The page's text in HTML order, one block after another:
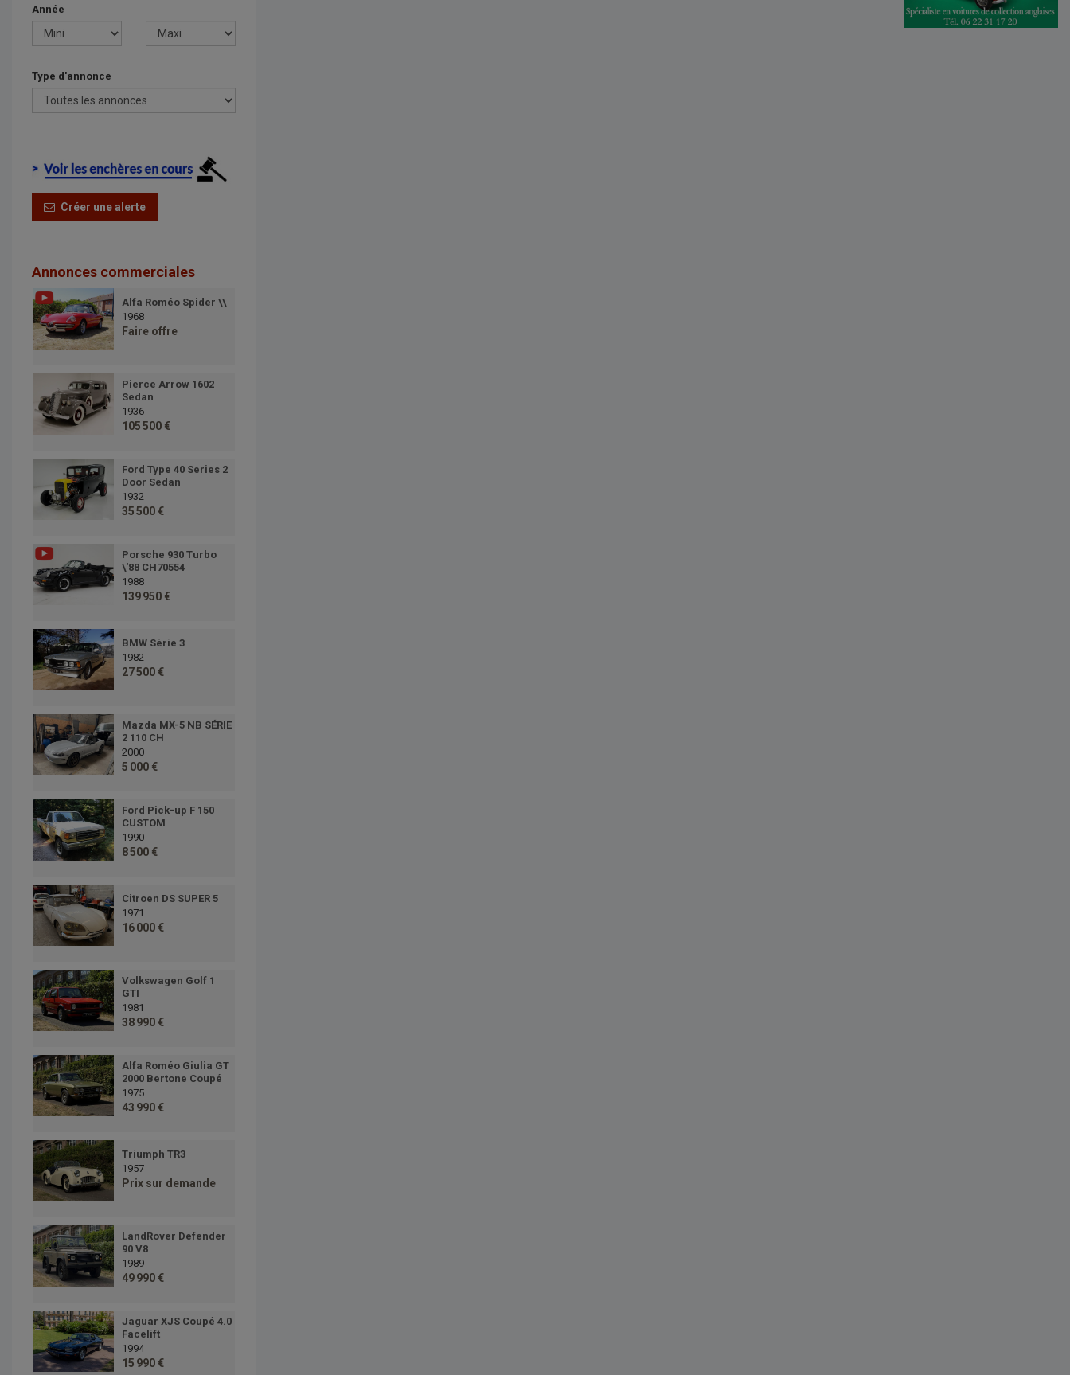
Année
Type d'annonce
Créer une alerte
Annonces commerciales
Alfa Roméo Spider \\
1968
Faire offre
Pierce Arrow 1602
Sedan
1936
105 500 €
Ford Type 40 Series 2
Door Sedan
1932
35 500 €
Porsche 930 Turbo
\'88 CH70554
1988
139 950 €
BMW Série 3
1982
27 500 €
Mazda MX-5 NB SÉRIE
2 110 CH
2000
5 000 €
Ford Pick-up F 150
CUSTOM
1990
8 500 €
Citroen DS SUPER 5
1971
16 000 €
Volkswagen Golf 1
GTI
1981
38 990 €
Alfa Roméo Giulia GT
2000 Bertone Coupé
1975
43 990 €
Triumph TR3
1957
Prix sur demande
LandRover Defender
90 V8
1989
49 990 €
Jaguar XJS Coupé 4.0
Facelift
1994
15 990 €